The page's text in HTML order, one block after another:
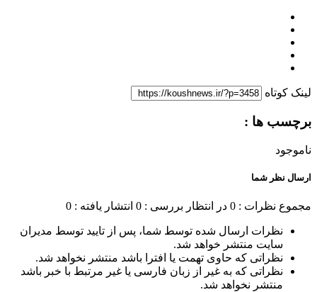
لینک کوتاه
برچسب ها :
ناموجود
ارسال نظر شما
مجموع نظرات : 0 در انتظار بررسی : 0 انتشار یافته : 0
نظرات ارسال شده توسط شما، پس از تایید توسط مدیران
سایت منتشر خواهد شد.
نظراتی که حاوی تهمت یا افترا باشد منتشر نخواهد شد.
نظراتی که به غیر از زبان فارسی یا غیر مرتبط با خبر باشد
منتشر نخواهد شد.